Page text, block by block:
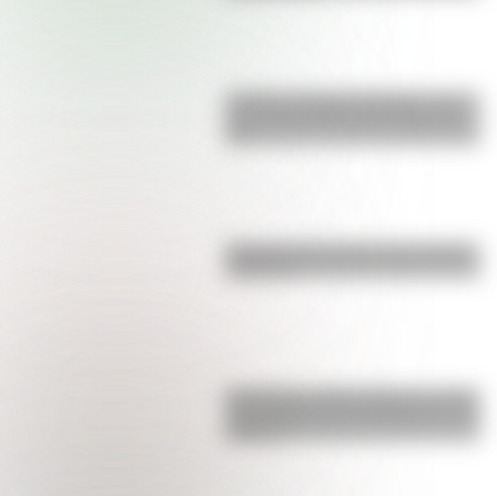
Castillo de Rafael Obligado, una
Bandera de Ecuador para colorear
San Martín y Simón Bolívar: así fue